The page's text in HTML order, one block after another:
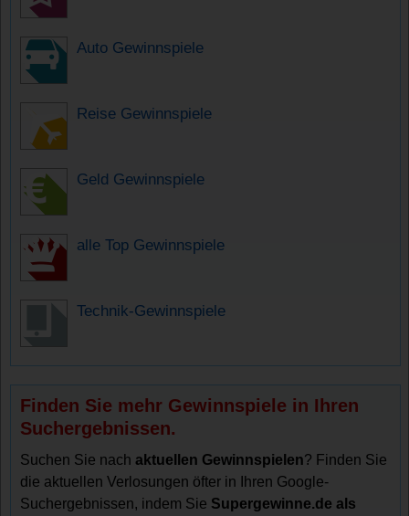
Auto Gewinnspiele
Reise Gewinnspiele
Geld Gewinnspiele
alle Top Gewinnspiele
Technik-Gewinnspiele
Finden Sie mehr Gewinnspiele in Ihren
Suchergebnissen.
Suchen Sie nachaktuellen Gewinnspielen? Finden Sie
die aktuellen Verlosungen öfter in Ihren Google-
Suchergebnissen, indem Sie Supergewinne.de als